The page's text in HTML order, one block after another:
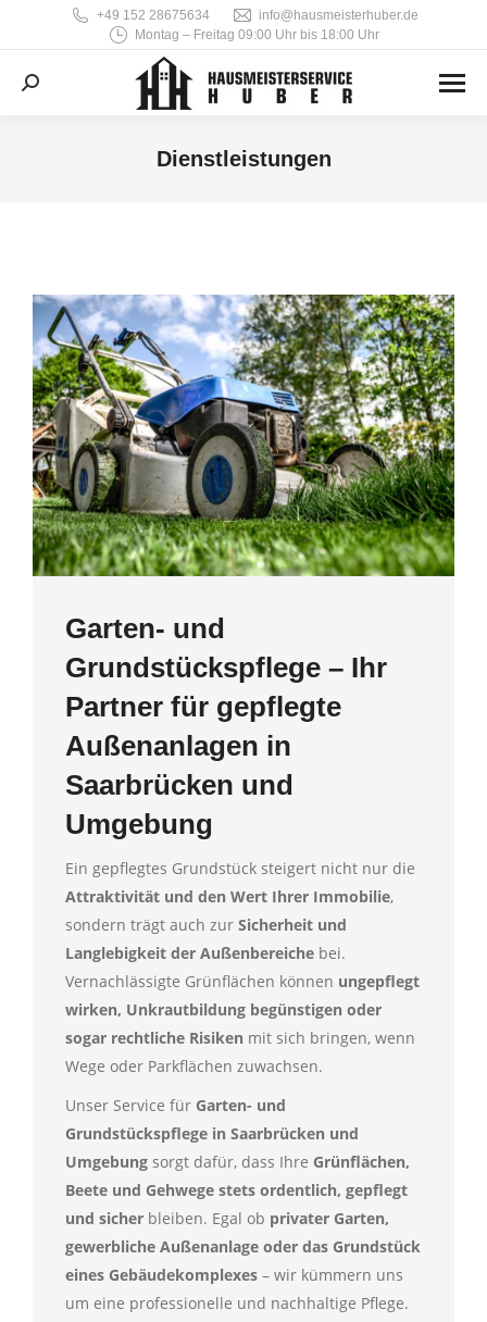
‭+49 152 28675634‬
info@hausmeisterhuber.de
Montag – Freitag 09:00 Uhr bis 18:00 Uhr
Search:
Dienstleistungen
Garten- und
Grundstückspflege – Ihr
Partner für gepflegte
Außenanlagen in
Saarbrücken und
Umgebung
Ein gepflegtes Grundstück steigert nicht nur die
Attraktivität und den Wert Ihrer Immobilie,
sondern trägt auch zur Sicherheit und
Langlebigkeit der Außenbereiche bei.
Vernachlässigte Grünflächen können ungepflegt
wirken, Unkrautbildung begünstigen oder
sogar rechtliche Risiken mit sich bringen, wenn
Wege oder Parkflächen zuwachsen.
Unser Service für Garten- und
Grundstückspflege in Saarbrücken und
Umgebung sorgt dafür, dass Ihre Grünflächen,
Beete und Gehwege stets ordentlich, gepflegt
und sicher bleiben. Egal ob privater Garten,
gewerbliche Außenanlage oder das Grundstück
eines Gebäudekomplexes – wir kümmern uns
um eine professionelle und nachhaltige Pflege.